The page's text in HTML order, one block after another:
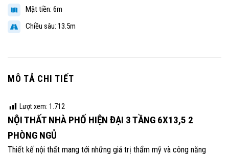
Mặt tiền: 6m
Chiều sâu: 13.5m
MÔ TẢ CHI TIẾT
Lượt xem: 1.712
NỘI THẤT NHÀ PHỐ HIỆN ĐẠI 3 TẦNG 6X13,5 2
PHÒNG NGỦ
Thiết kế nội thất mang tới những giá trị thẩm mỹ và công năng